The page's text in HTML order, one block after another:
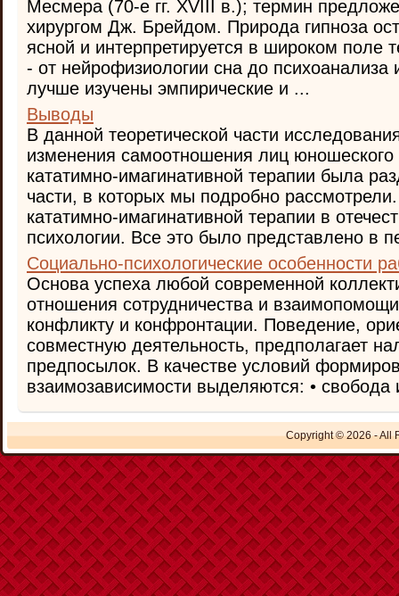
Месмера (70-е гг. XVIII в.); термин
хирургом Дж. Брейдом. Природа гипноза
ясной и интерпретируется в широком поле
- от нейрофизиологии сна до психоанализа
лучше изучены эмпирические и ...
Выводы
В данной теоретической части
изменения самоотношения лиц юношеского
кататимно-имагинативной терапии была
части, в которых мы подробно
кататимно-имагинативной терапии в
психологии. Все это было представлено в
Социально-психологические особенности
Основа успеха любой современной
отношения сотрудничества и
конфликту и конфронтации. Поведение,
совместную деятельность, предполагает
предпосылок. В качестве условий
взаимозависимости выделяются: • свобода
Copyright © 2026 - All